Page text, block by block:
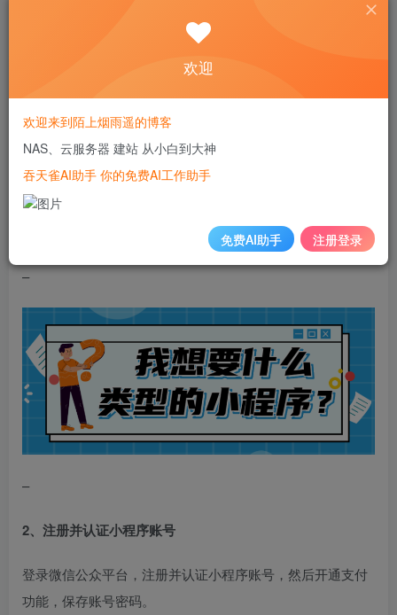
【步骤分享】如何创建自己的小程序？
1、明确目的
在创建小程序之前，需要明确创建自己的小程序的目的，比
如确定小程序的目标是什么，小程序的功能是什么，这些都
–
–
2、注册并认证小程序账号
登录微信公众平台，注册并认证小程序账号，然后开通支付
功能，保存账号密码。
欢迎
欢迎来到陌上烟雨遥的博客
NAS、云服务器 建站 从小白到大神
吞天雀AI助手 你的免费AI工作助手
免费AI助手 注册登录